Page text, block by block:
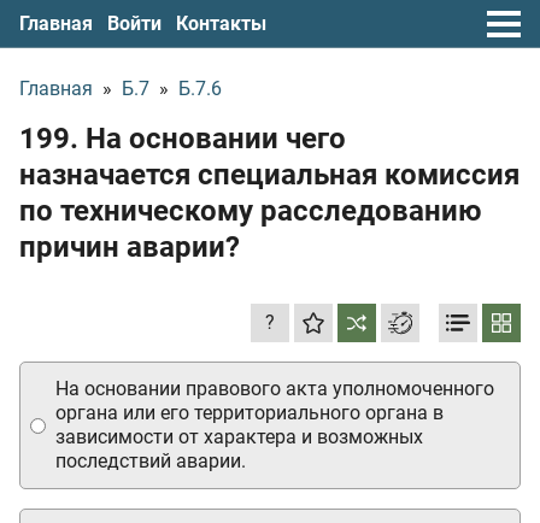
Главная Войти Контакты
Главная » Б.7 » Б.7.6
199. На основании чего
назначается специальная комиссия
по техническому расследованию
причин аварии?
?
На основании правового акта уполномоченного
органа или его территориального органа в
зависимости от характера и возможных
последствий аварии.